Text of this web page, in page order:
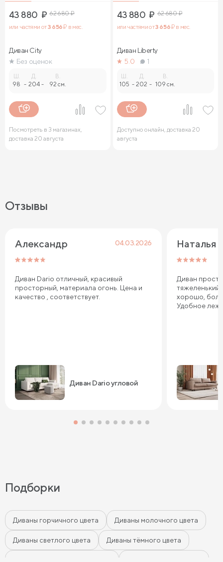
43 880 ₽ 62 680₽
или частями от3 656₽ в мес.
Диван City
Без оценок
98 -
Д.
204 -
В.
92 см.
Посмотреть в 3 магазинах,
доставка 20 августа
43 880 ₽ 62 680₽
или частями от3 656₽ в мес.
Диван Liberty
5.0
1
105 -
Д.
202 -
В.
109 см.
Доступно онлайн, доставка 20
августа
Отзывы
Александр 04.03.2026
Диван Dario отличный, красивый
просторный, материала огонь. Цена и
качество , соответствует.
Диван Dario угловой
Наталья
Диван
хорошо,
Удобное
Подборки
Диваны горчичного цвета Диваны молочного цвета
Диваны светлого цвета Диваны тёмного цвета